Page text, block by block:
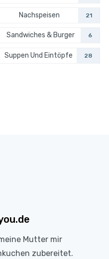
Nachspeisen 21
Sandwiches & Burger 6
Suppen Und Eintöpfe 28
Mutter mir
zubereitet.